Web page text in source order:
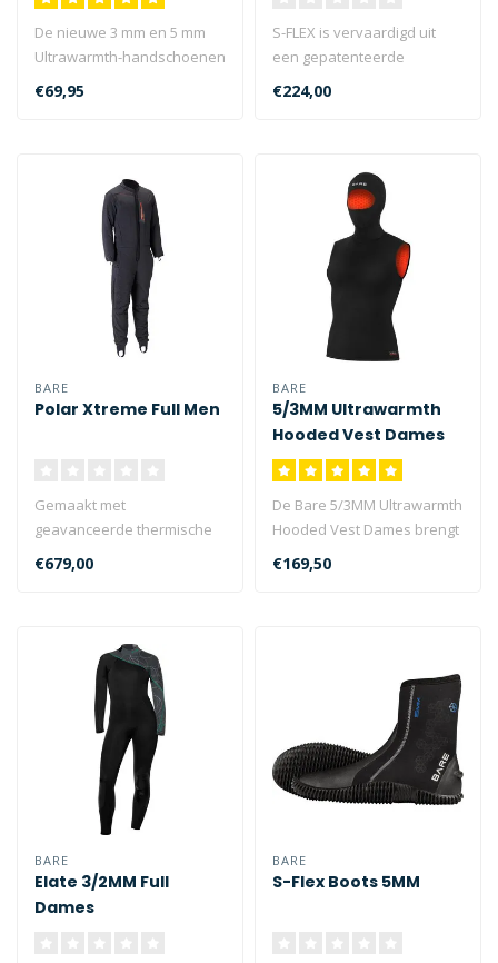
De nieuwe 3 mm en 5 mm
Ultrawarmth-handschoenen
zijn voorzien van
ultrawarme OMN..
€69,95
S-FLEX is vervaardigd uit
een gepatenteerde
melange van verschillende
soorten ne..
€224,00
BARE
Polar Xtreme Full Men
Gemaakt met
geavanceerde thermische
technologie die zowel
ademend als bestand te..
€679,00
BARE
5/3MM Ultrawarmth
Hooded Vest Dames
De Bare 5/3MM Ultrawarmth
Hooded Vest Dames brengt
uw wetsuit systeem naar
een n..
€169,50
BARE
Elate 3/2MM Full
Dames
BARE
S-Flex Boots 5MM